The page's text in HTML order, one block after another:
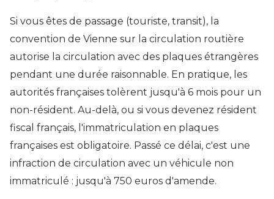
Si vous êtes de passage (touriste, transit), la
convention de Vienne sur la circulation routière
autorise la circulation avec des plaques étrangères
pendant une durée raisonnable. En pratique, les
autorités françaises tolèrent jusqu'à 6 mois pour un
non-résident. Au-delà, ou si vous devenez résident
fiscal français, l'immatriculation en plaques
françaises est obligatoire. Passé ce délai, c'est une
infraction de circulation avec un véhicule non
immatriculé : jusqu'à 750 euros d'amende.